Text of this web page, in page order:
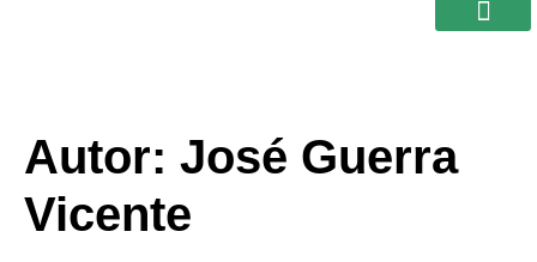
Autor: José Guerra
Vicente